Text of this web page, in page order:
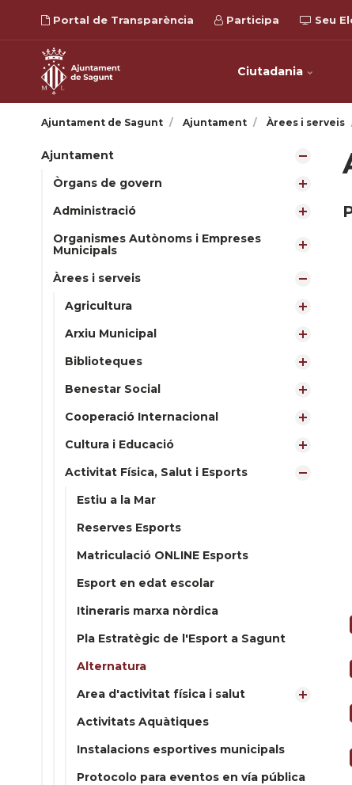
Portal de Transparència Participa Seu
Ciutadania
Ajuntament de Sagunt Ajuntament Àrees i serveis
Ajuntament
Òrgans de govern
Administració
Organismes Autònoms i Empreses
Municipals
Àrees i serveis
Agricultura
Arxiu Municipal
Biblioteques
Benestar Social
Cooperació Internacional
Cultura i Educació
Activitat Física, Salut i Esports
Estiu a la Mar
Reserves Esports
Matriculació ONLINE Esports
Esport en edat escolar
Itineraris marxa nòrdica
Pla Estratègic de l'Esport a Sagunt
Alternatura
Area d'activitat física i salut
Activitats Aquàtiques
Instalacions esportives municipals
Protocolo para eventos en vía pública